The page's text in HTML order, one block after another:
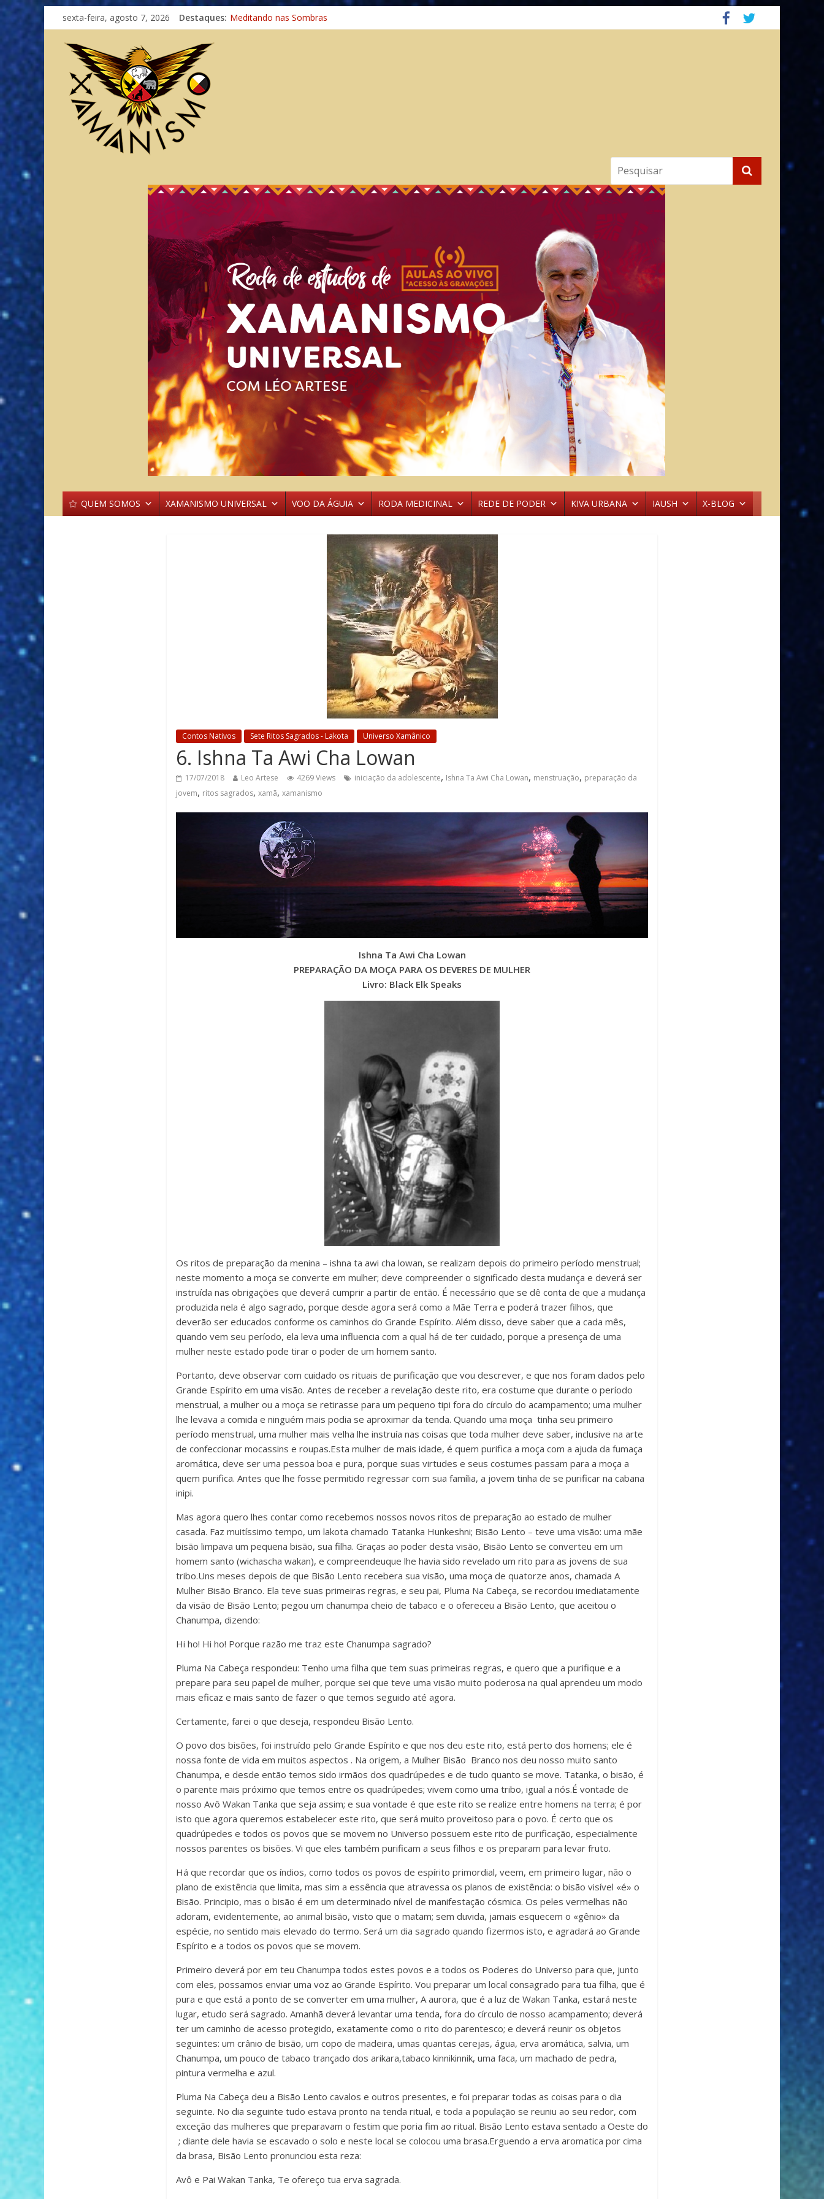
sexta-feira, agosto 7, 2026 Destaques: Meditando nas Sombras
Autosuficiência: A Jornada do Espírito Ancestral
QUEM SOMOS XAMANISMO UNIVERSAL VOO DA ÁGUIA RODA MEDICINAL REDE DE PODER KIVA URBANA IAUSH X-BLOG
Contos Nativos Sete Ritos Sagrados - Lakota Universo Xamânico
6. Ishna Ta Awi Cha Lowan
17/07/2018 Leo Artese 4269 Views iniciação da adolescente, Ishna Ta Awi Cha Lowan, menstruação, preparação da
jovem, ritos sagrados, xamã, xamanismo
Ishna Ta Awi Cha Lowan
PREPARAÇÃO DA MOÇA PARA OS DEVERES DE MULHER
Livro: Black Elk Speaks
Os ritos de preparação da menina – ishna ta awi cha lowan, se realizam depois do primeiro período menstrual;
neste momento a moça se converte em mulher; deve compreender o significado desta mudança e deverá ser
instruída nas obrigações que deverá cumprir a partir de então. É necessário que se dê conta de que a mudança
produzida nela é algo sagrado, porque desde agora será como a Mãe Terra e poderá trazer filhos, que
deverão ser educados conforme os caminhos do Grande Espírito. Além disso, deve saber que a cada mês,
quando vem seu período, ela leva uma influencia com a qual há de ter cuidado, porque a presença de uma
mulher neste estado pode tirar o poder de um homem santo.
Portanto, deve observar com cuidado os rituais de purificação que vou descrever, e que nos foram dados pelo
Grande Espírito em uma visão. Antes de receber a revelação deste rito, era costume que durante o período
menstrual, a mulher ou a moça se retirasse para um pequeno tipi fora do círculo do acampamento; uma mulher
lhe levava a comida e ninguém mais podia se aproximar da tenda. Quando uma moça tinha seu primeiro
período menstrual, uma mulher mais velha lhe instruía nas coisas que toda mulher deve saber, inclusive na arte
de confeccionar mocassins e roupas.Esta mulher de mais idade, é quem purifica a moça com a ajuda da fumaça
aromática, deve ser uma pessoa boa e pura, porque suas virtudes e seus costumes passam para a moça a
quem purifica. Antes que lhe fosse permitido regressar com sua família, a jovem tinha de se purificar na cabana
inipi.
Mas agora quero lhes contar como recebemos nossos novos ritos de preparação ao estado de mulher
casada. Faz muitíssimo tempo, um lakota chamado Tatanka Hunkeshni; Bisão Lento – teve uma visão: uma mãe
bisão limpava um pequena bisão, sua filha. Graças ao poder desta visão, Bisão Lento se converteu em um
homem santo (wichascha wakan), e compreendeuque lhe havia sido revelado um rito para as jovens de sua
tribo.Uns meses depois de que Bisão Lento recebera sua visão, uma moça de quatorze anos, chamada A
Mulher Bisão Branco. Ela teve suas primeiras regras, e seu pai, Pluma Na Cabeça, se recordou imediatamente
da visão de Bisão Lento; pegou um chanumpa cheio de tabaco e o ofereceu a Bisão Lento, que aceitou o
Chanumpa, dizendo:
Hi ho! Hi ho! Porque razão me traz este Chanumpa sagrado?
Pluma Na Cabeça respondeu: Tenho uma filha que tem suas primeiras regras, e quero que a purifique e a
prepare para seu papel de mulher, porque sei que teve uma visão muito poderosa na qual aprendeu um modo
mais eficaz e mais santo de fazer o que temos seguido até agora.
Certamente, farei o que deseja, respondeu Bisão Lento.
O povo dos bisões, foi instruído pelo Grande Espírito e que nos deu este rito, está perto dos homens; ele é
nossa fonte de vida em muitos aspectos . Na origem, a Mulher Bisão Branco nos deu nosso muito santo
Chanumpa, e desde então temos sido irmãos dos quadrúpedes e de tudo quanto se move. Tatanka, o bisão, é
o parente mais próximo que temos entre os quadrúpedes; vivem como uma tribo, igual a nós.É vontade de
nosso Avô Wakan Tanka que seja assim; e sua vontade é que este rito se realize entre homens na terra; é por
isto que agora queremos estabelecer este rito, que será muito proveitoso para o povo. É certo que os
quadrúpedes e todos os povos que se movem no Universo possuem este rito de purificação, especialmente
nossos parentes os bisões. Vi que eles também purificam a seus filhos e os preparam para levar fruto.
Há que recordar que os índios, como todos os povos de espírito primordial, veem, em primeiro lugar, não o
plano de existência que limita, mas sim a essência que atravessa os planos de existência: o bisão visível «é» o
Bisão. Principio, mas o bisão é em um determinado nível de manifestação cósmica. Os peles vermelhas não
adoram, evidentemente, ao animal bisão, visto que o matam; sem duvida, jamais esquecem o «gênio» da
espécie, no sentido mais elevado do termo. Será um dia sagrado quando fizermos isto, e agradará ao Grande
Espírito e a todos os povos que se movem.
Primeiro deverá por em teu Chanumpa todos estes povos e a todos os Poderes do Universo para que, junto
com eles, possamos enviar uma voz ao Grande Espírito. Vou preparar um local consagrado para tua filha, que é
pura e que está a ponto de se converter em uma mulher, A aurora, que é a luz de Wakan Tanka, estará neste
lugar, etudo será sagrado. Amanhã deverá levantar uma tenda, fora do círculo de nosso acampamento; deverá
ter um caminho de acesso protegido, exatamente como o rito do parentesco; e deverá reunir os objetos
seguintes: um crânio de bisão, um copo de madeira, umas quantas cerejas, água, erva aromática, salvia, um
Chanumpa, um pouco de tabaco trançado dos arikara,tabaco kinnikinnik, uma faca, um machado de pedra,
pintura vermelha e azul.
Pluma Na Cabeça deu a Bisão Lento cavalos e outros presentes, e foi preparar todas as coisas para o dia
seguinte. No dia seguinte tudo estava pronto na tenda ritual, e toda a população se reuniu ao seu redor, com
exceção das mulheres que preparavam o festim que poria fim ao ritual. Bisão Lento estava sentado a Oeste do
; diante dele havia se escavado o solo e neste local se colocou uma brasa.Erguendo a erva aromatica por cima
da brasa, Bisão Lento pronunciou esta reza:
Avô e Pai Wakan Tanka, Te ofereço tua erva sagrada.